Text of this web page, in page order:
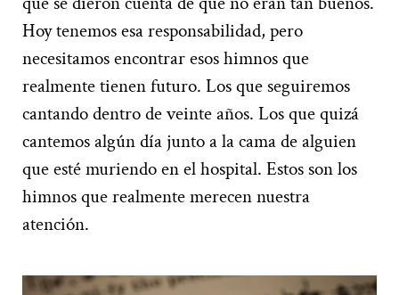
Hoy tenemos esa responsabilidad, pero
necesitamos encontrar esos himnos que
realmente tienen futuro. Los que seguiremos
cantando dentro de veinte años. Los que quizá
cantemos algún día junto a la cama de alguien
que esté muriendo en el hospital. Estos son los
himnos que realmente merecen nuestra
atención.